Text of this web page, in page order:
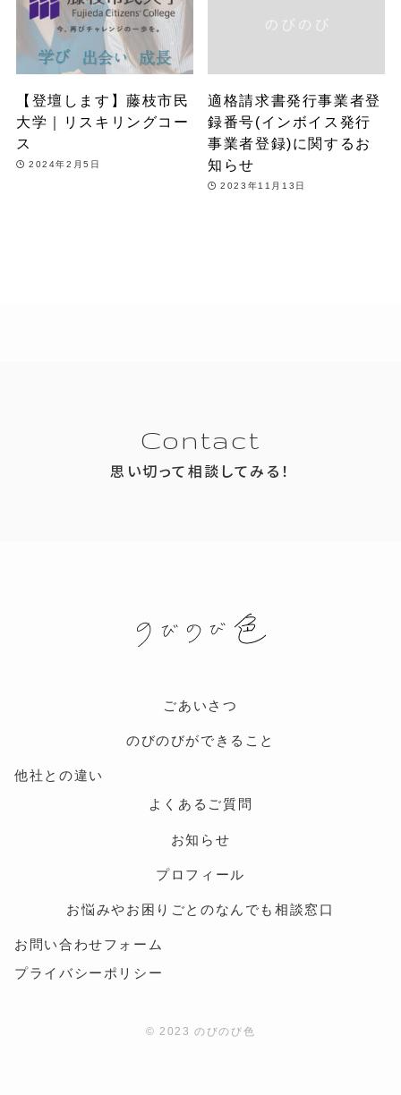
【登壇します】藤枝市民
大学｜リスキリングコー
ス
2024年2月5日
適格請求書発行事業者登
録番号(インボイス発行
事業者登録)に関するお
知らせ
2023年11月13日
Contact
思い切って相談してみる！
ごあいさつ
のびのびができること
他社との違い
よくあるご質問
お知らせ
プロフィール
お悩みやお困りごとのなんでも相談窓口
お問い合わせフォーム
プライバシーポリシー
© 2023 のびのび色